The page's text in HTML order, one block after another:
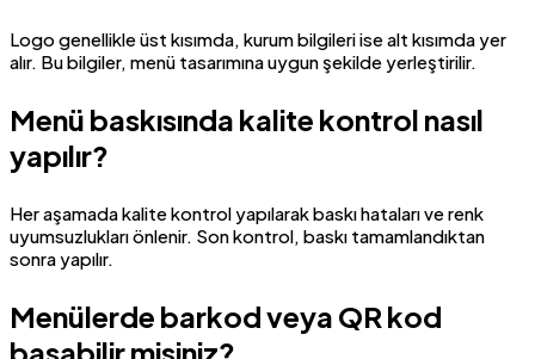
Logo genellikle üst kısımda, kurum bilgileri ise alt kısımda yer
alır. Bu bilgiler, menü tasarımına uygun şekilde yerleştirilir.
Menü baskısında kalite kontrol nasıl
yapılır?
Her aşamada kalite kontrol yapılarak baskı hataları ve renk
uyumsuzlukları önlenir. Son kontrol, baskı tamamlandıktan
sonra yapılır.
Menülerde barkod veya QR kod
basabilir misiniz?